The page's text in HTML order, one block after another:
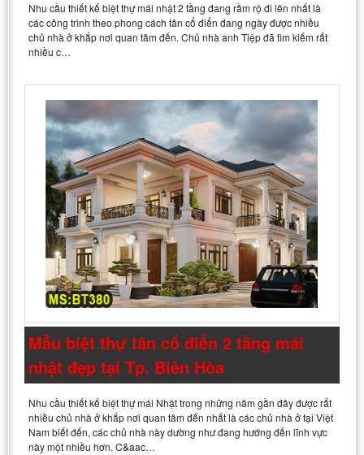
Nhu cầu thiết kế biệt thự mái nhật 2 tầng đang rầm rộ đi lên nhất là
các công trình theo phong cách tân cổ điển đang ngày được nhiều
chủ nhà ở khắp nơi quan tâm đến. Chủ nhà anh Tiệp đã tìm kiếm rất
nhiều c…
Mẫu biệt thự tân cổ điển 2 tầng mái
nhật đẹp tại Tp. Biên Hòa
Nhu cầu thiết kế biệt thự mái Nhật trong những năm gần đây được rất
nhiều chủ nhà ở khắp nơi quan tâm đến nhất là các chủ nhà ở tại Việt
Nam biết đến, các chủ nhà này dường như đang hướng đến lĩnh vực
này một nhiều hơn. C&aac…